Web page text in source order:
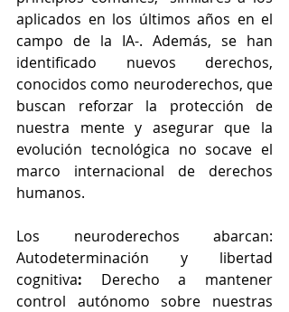
aplicados en los últimos años en el
campo de la IA-. Además, se han
identificado nuevos derechos,
conocidos como neuroderechos, que
buscan reforzar la protección de
nuestra mente y asegurar que la
evolución tecnológica no socave el
marco internacional de derechos
humanos.
Los neuroderechos abarcan:
Autodeterminación y libertad
cognitiva: Derecho a mantener
control autónomo sobre nuestras